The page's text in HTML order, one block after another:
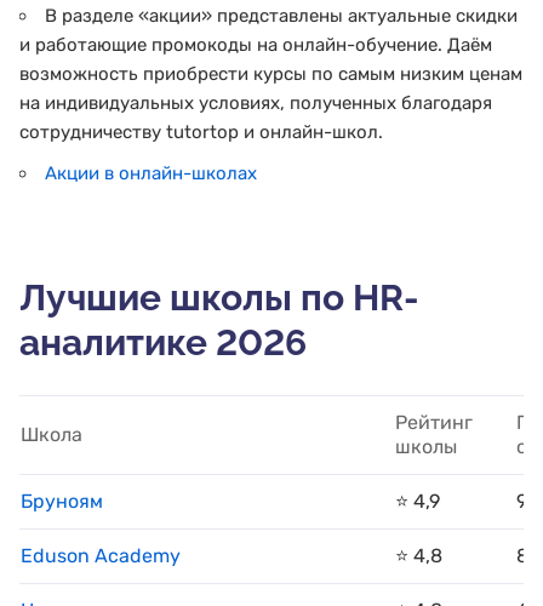
В разделе «акции» представлены актуальные скидки
и работающие промокоды на онлайн-обучение. Даём
возможность приобрести курсы по самым низким ценам
на индивидуальных условиях, полученных благодаря
сотрудничеству tutortop и онлайн-школ.
Акции в онлайн-школах
Лучшие школы по HR-
аналитике 2026
Школа
Рейтинг
школы
Бруноям ⭐️ 4,9 92
Eduson Academy ⭐️ 4,8 82